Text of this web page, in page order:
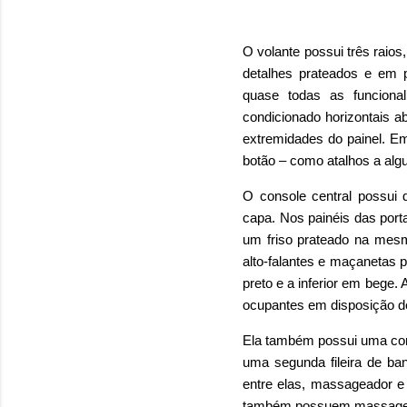
O volante possui três
detalhes prateados e em
quase todas as
condicionado horizontais
extremidades do painel.
botão – como atalhos a
O console central possui
capa. Nos painéis das
um friso prateado na
alto-falantes e maçanetas
preto e a inferior em bege.
ocupantes em disposição
Ela também possui uma
uma segunda fileira de
entre elas, massageador